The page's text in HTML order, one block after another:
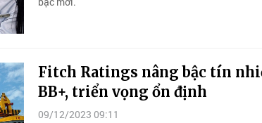
Fitch Ratings nâng bậc tín
BB+, triển vọng ổn định
09/12/2023 09:11